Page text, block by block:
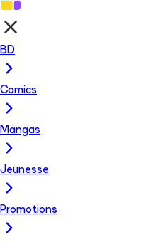
BD
Comics
Mangas
Jeunesse
Promotions